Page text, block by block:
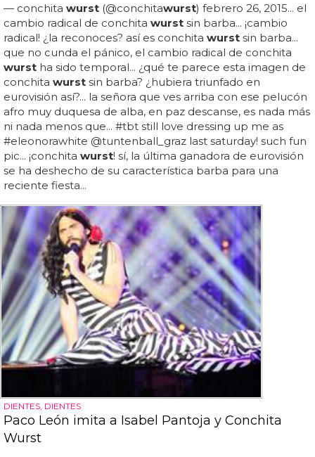
— conchita wurst (@conchitawurst) febrero 26, 2015... el
cambio radical de conchita wurst sin barba... ¡cambio
radical! ¿la reconoces? así es conchita wurst sin barba...
que no cunda el pánico, el cambio radical de conchita
wurst ha sido temporal... ¿qué te parece esta imagen de
conchita wurst sin barba? ¿hubiera triunfado en
eurovisión así?... la señora que ves arriba con ese pelucón
afro muy duquesa de alba, en paz descanse, es nada más
ni nada menos que... #tbt still love dressing up me as
#eleonorawhite @tuntenball_graz last saturday! such fun
pic... ¡conchita wurst! sí, la última ganadora de eurovisión
se ha deshecho de su característica barba para una
reciente fiesta...
DIENTES, DIENTES
Paco León imita a Isabel Pantoja y Conchita
Wurst